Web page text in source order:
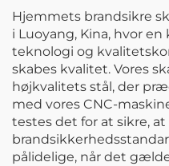
Hjemmets brandsikre
i Luoyang, Kina, hvor
teknologi og
skabes kvalitet. Vores
højkvalitets stål, der
med vores CNC-
testes det for at sikre,
pålidelige, når det